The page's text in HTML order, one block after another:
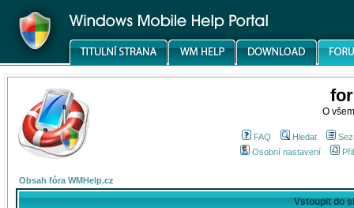
O
FAQ Hledat
Osobní nastavení
Obsah fóra WMHelp.cz
Vstoupit do